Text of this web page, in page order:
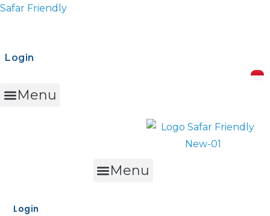
Safar Friendly
Login
Menu
Menu
Login